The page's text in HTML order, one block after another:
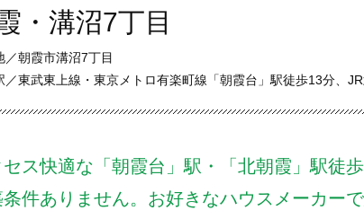
・溝沼7丁目
／朝霞市溝沼7丁目
／東武東上線・東京メトロ有楽町線「朝霞台」駅徒歩13分、
セス快適な「朝霞台」駅・「北朝霞」駅徒
件ありません。お好きなハウスメーカーで